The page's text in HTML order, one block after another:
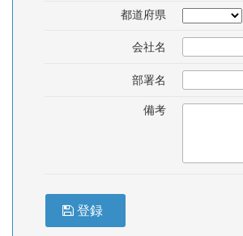
都道府県
会社名
部署名
備考
登録